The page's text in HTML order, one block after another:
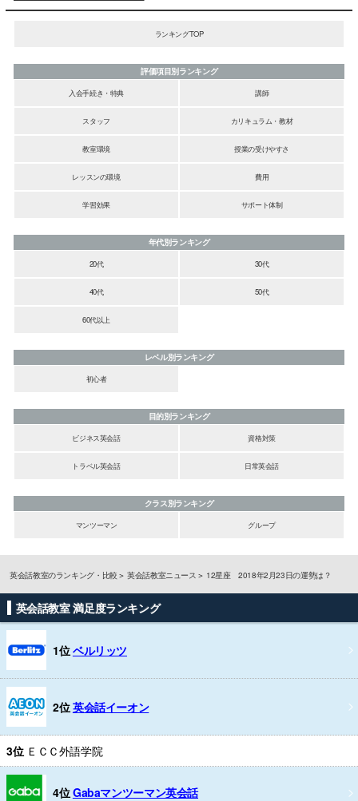
ランキングTOP
評価項目別ランキング
入会手続き・特典
講師
スタッフ カリキュラム・教材
教室環境 授業の受けやすさ
レッスンの環境 費用
学習効果 サポート体制
年代別ランキング
20代
30代
40代 50代
60代以上
レベル別ランキング
初心者
目的別ランキング
ビジネス英会話
資格対策
トラベル英会話 日常英会話
クラス別ランキング
マンツーマン
グループ
英会話教室のランキング・比較 英会話教室ニュース 12星座 2018年2月23日の運勢は？
英会話教室 満足度ランキング
1位ベルリッツ
2位英会話イーオン
3位 ＥＣＣ外語学院
4位Gabaマンツーマン英会話